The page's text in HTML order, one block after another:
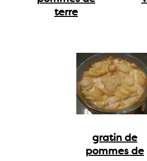
terre
gratin de
pommes de